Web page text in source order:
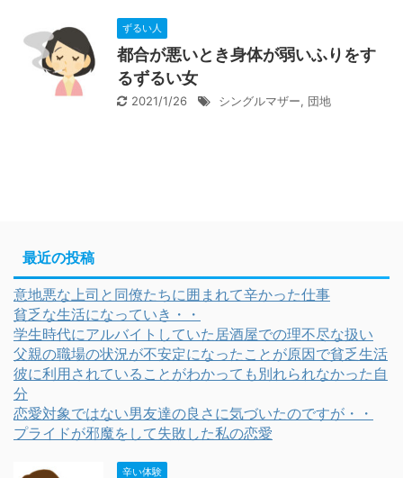
ずるい人
都合が悪いとき身体が弱いふりをす
るずるい女
2021/1/26 シングルマザー, 団地
最近の投稿
意地悪な上司と同僚たちに囲まれて辛かった仕事
貧乏な生活になっていき・・
学生時代にアルバイトしていた居酒屋での理不尽な扱い
父親の職場の状況が不安定になったことが原因で貧乏生活
彼に利用されていることがわかっても別れられなかった自
分
恋愛対象ではない男友達の良さに気づいたのですが・・
プライドが邪魔をして失敗した私の恋愛
辛い体験